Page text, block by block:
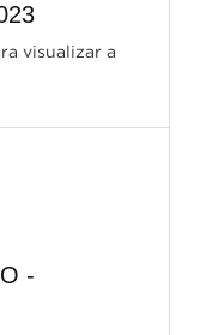
visualizar a
-